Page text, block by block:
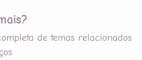
de temas relacionados